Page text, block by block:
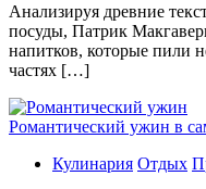
Aнaлизируя дрeвниe
посуды, Патрик
напитков, которые пили
частях […]
Романтический ужин в
Кулинария Отдых